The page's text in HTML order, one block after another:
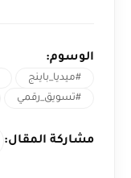
الوسوم:
#ميديا_باينج
#تسويق_رقمي
مشاركة المقال: